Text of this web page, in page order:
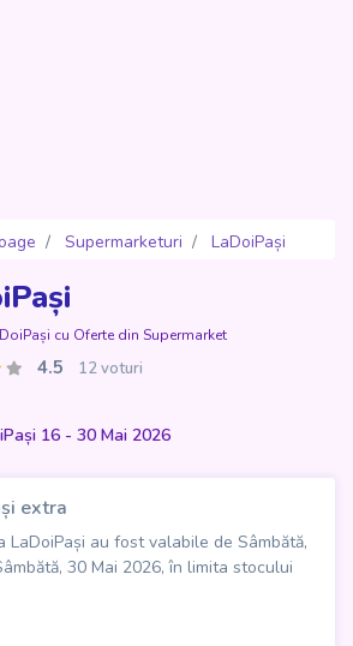
Supermarketuri
LaDoiPași
cu Oferte din Supermarket
4.5 12 voturi
16 - 30 Mai 2026
extra
LaDoiPași au fost valabile de Sâmbătă,
30 Mai 2026, în limita stocului
extra aduce în atenția clienților o